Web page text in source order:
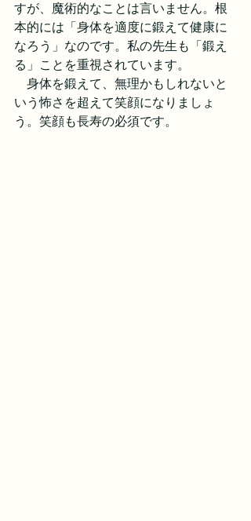
すが、魔術的なことは言いません。根
本的には「身体を適度に鍛えて健康に
なろう」なのです。私の先生も「鍛え
る」ことを重視されています。
身体を鍛えて、無理かもしれないと
いう怖さを超えて笑顔になりましょ
う。笑顔も長寿の必須です。